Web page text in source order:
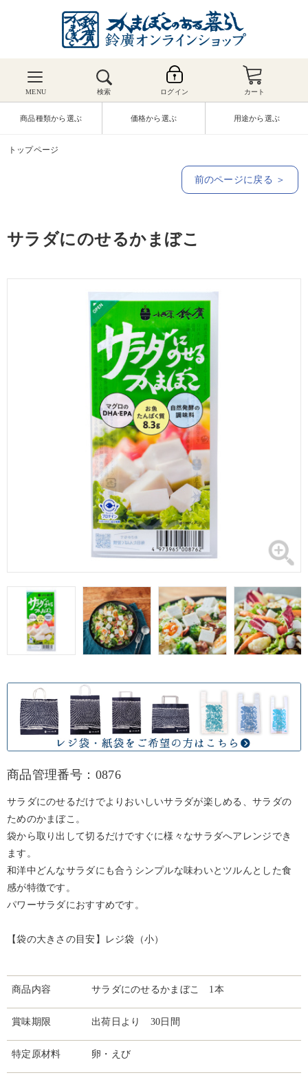
MENU 検索 ログイン カート
商品種類から選ぶ 価格から選ぶ 用途から選ぶ
トップページ
前のページに戻る ＞
サラダにのせるかまぼこ
商品管理番号：0876
サラダにのせるだけでよりおいしいサラダが楽しめる、サラダの
ためのかまぼこ。
袋から取り出して切るだけですぐに様々なサラダへアレンジでき
ます。
和洋中どんなサラダにも合うシンプルな味わいとツルんとした食
感が特徴です。
パワーサラダにおすすめです。
【袋の大きさの目安】レジ袋（小）
商品内容 サラダにのせるかまぼこ 1本
賞味期限 出荷日より 30日間
特定原材料 卵・えび